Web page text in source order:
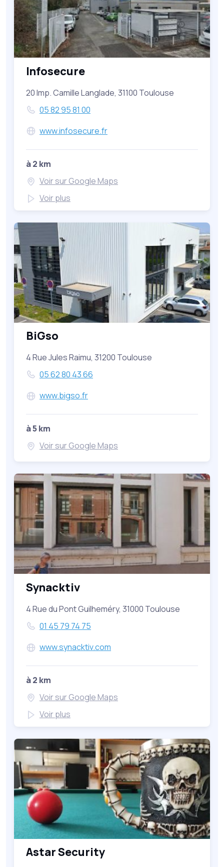
Infosecure
20 Imp. Camille Langlade, 31100 Toulouse
05 82 95 81 00
www.infosecure.fr
à 2 km
Voir sur Google Maps
Voir plus
BiGso
4 Rue Jules Raimu, 31200 Toulouse
05 62 80 43 66
www.bigso.fr
à 5 km
Voir sur Google Maps
Synacktiv
4 Rue du Pont Guilheméry, 31000 Toulouse
01 45 79 74 75
www.synacktiv.com
à 2 km
Voir sur Google Maps
Voir plus
Astar Security